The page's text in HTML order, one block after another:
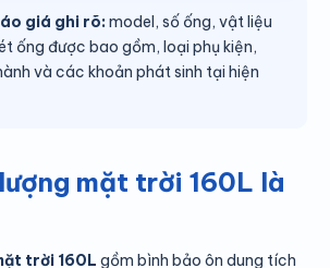
giá ghi rõ: model, số ống, vật liệu
ống được bao gồm, loại phụ kiện,
và các khoản phát sinh tại hiện
mặt trời 160L là
trời 160L gồm bình bảo ôn dung tích